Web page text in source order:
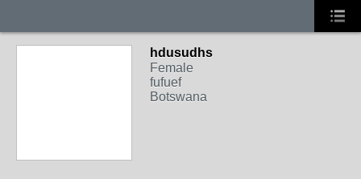
hdusudhs
Female
fufuef
Botswana